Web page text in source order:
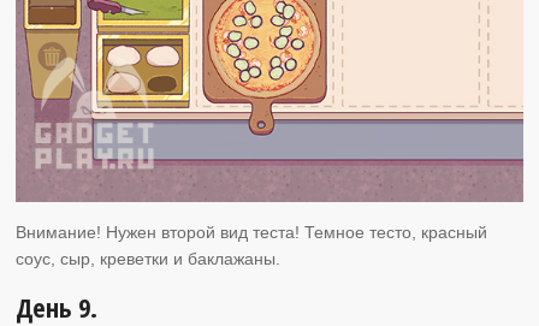
Внимание! Нужен второй вид теста! Темное тесто, красный
соус, сыр, креветки и баклажаны.
День 9.